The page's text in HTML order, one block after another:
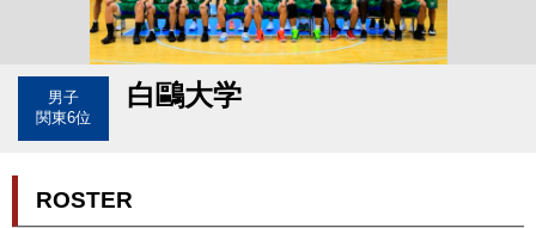
男子
関東6位
白鷗大学
ROSTER